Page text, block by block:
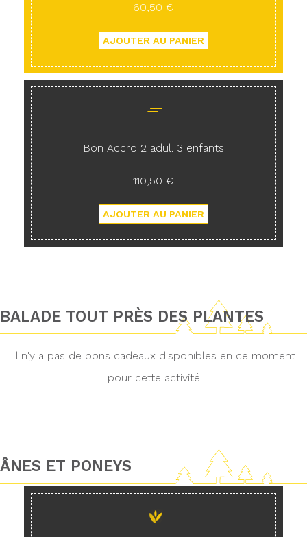
60,50 €
Bon Accro 2 adul. 3 enfants
110,50 €
BALADE TOUT PRÈS DES PLANTES
Il n'y a pas de bons cadeaux disponibles en ce moment
pour cette activité
ÂNES ET PONEYS